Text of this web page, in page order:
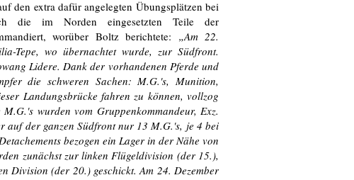
den extra dafür angelegten Übungsplätzen bei
die im Norden eingesetzten Teile der
worüber Boltz berichtete: „Am 22.
Tepe, wo übernachtet wurde, zur Südfront.
Lidere. Dank der vorhandenen Pferde und
die schweren Sachen: M.G.'s, Munition,
Landungsbrücke fahren zu können, vollzog
wurden vom Gruppenkommandeur, Exz.
auf der ganzen Südfront nur 13 M.G.'s, je 4 bei
bezogen ein Lager in der Nähe von
zunächst zur linken Flügeldivision (der 15.),
Division (der 20.) geschickt. Am 24. Dezember